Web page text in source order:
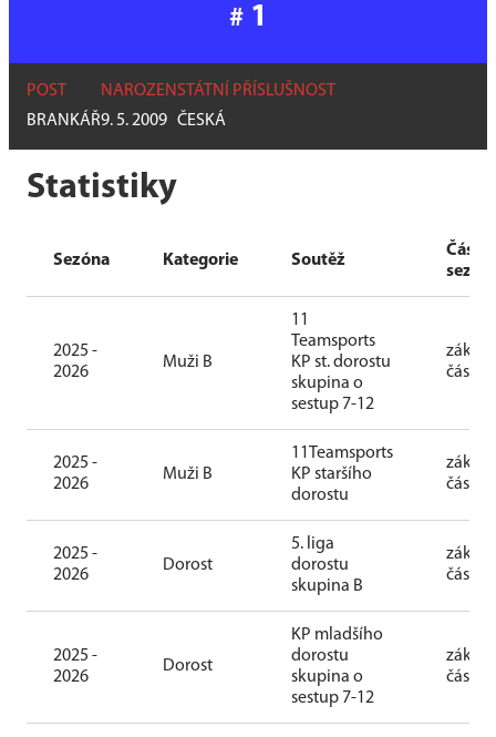
# 1
POST
BRANKÁŘ
NAROZEN
9. 5. 2009
STÁTNÍ PŘÍSLUŠNOST
ČESKÁ
Statistiky
Sezóna Kategorie Soutěž
Část
2025 -
2026
Muži B
11
Teamsports
KP st. dorostu
skupina o
sestup 7-12
část
2025 -
2026
Muži B
11Teamsports
KP staršího
dorostu
část
2025 -
2026
Dorost
5. liga
dorostu
skupina B
část
2025 -
2026
Dorost
KP mladšího
dorostu
skupina o
sestup 7-12
část